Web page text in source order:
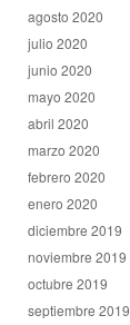
agosto 2020
julio 2020
junio 2020
mayo 2020
abril 2020
marzo 2020
febrero 2020
enero 2020
diciembre 2019
noviembre 2019
octubre 2019
septiembre 2019